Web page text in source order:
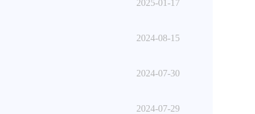
2025-01-17
2024-08-15
2024-07-30
2024-07-29